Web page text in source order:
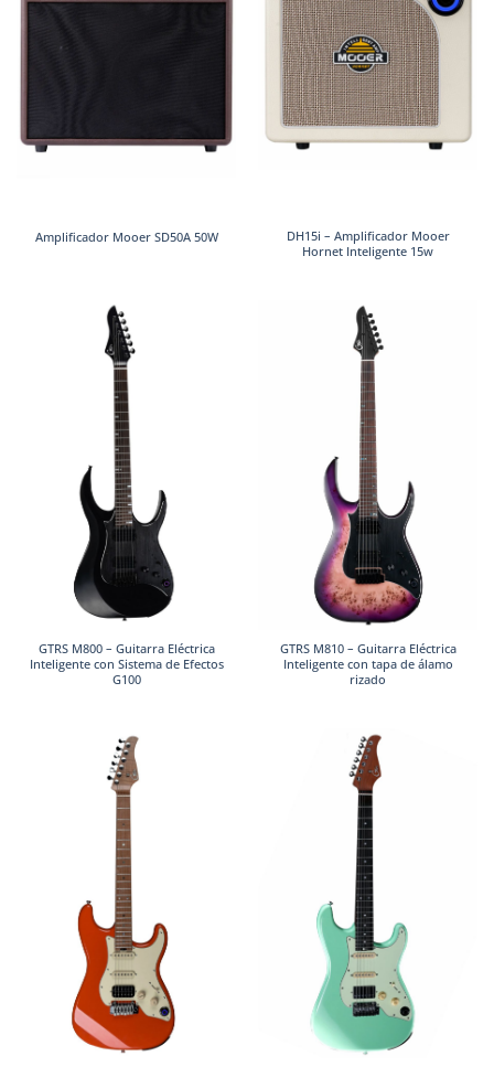
Amplificador Mooer SD50A 50W
DH15i – Amplificador Mooer
Hornet Inteligente 15w
GTRS M800 – Guitarra Eléctrica
Inteligente con Sistema de Efectos
G100
GTRS M810 – Guitarra Eléctrica
Inteligente con tapa de álamo
rizado